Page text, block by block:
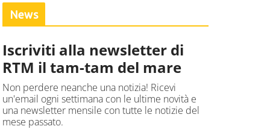
News
Iscriviti alla newsletter di
RTM il tam-tam del mare
Non perdere neanche una notizia! Ricevi
un'email ogni settimana con le ultime novità e
una newsletter mensile con tutte le notizie del
mese passato.